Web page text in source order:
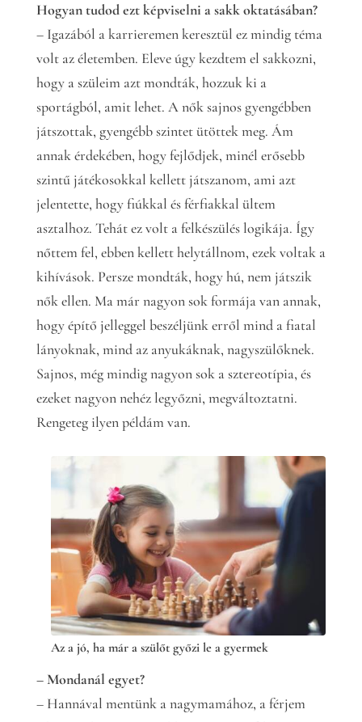
Hogyan tudod ezt képviselni a sakk oktatásában?
– Igazából a karrieremen keresztül ez mindig téma
volt az életemben. Eleve úgy kezdtem el sakkozni,
hogy a szüleim azt mondták, hozzuk ki a
sportágból, amit lehet. A nők sajnos gyengébben
játszottak, gyengébb szintet ütöttek meg. Ám
annak érdekében, hogy fejlődjek, minél erősebb
szintű játékosokkal kellett játszanom, ami azt
jelentette, hogy fiúkkal és férfiakkal ültem
asztalhoz. Tehát ez volt a felkészülés logikája. Így
nőttem fel, ebben kellett helytállnom, ezek voltak a
kihívások. Persze mondták, hogy hú, nem játszik
nők ellen. Ma már nagyon sok formája van annak,
hogy építő jelleggel beszéljünk erről mind a fiatal
lányoknak, mind az anyukáknak, nagyszülőknek.
Sajnos, még mindig nagyon sok a sztereotípia, és
ezeket nagyon nehéz legyőzni, megváltoztatni.
Rengeteg ilyen példám van.
Az a jó, ha már a szülőt győzi le a gyermek
– Mondanál egyet?
– Hannával mentünk a nagymamához, a férjem